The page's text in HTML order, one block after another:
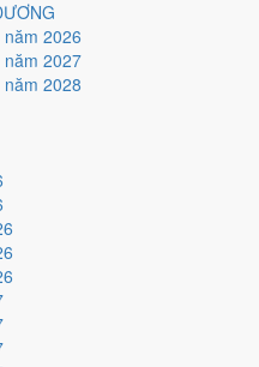
2026
2027
2028
25/12/2026 âm lịch